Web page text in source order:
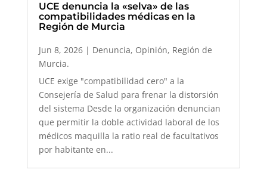
UCE denuncia la «selva» de las
compatibilidades médicas en la
Región de Murcia
Jun 8, 2026| Denuncia, Opinión, Región de
Murcia.
UCE exige "compatibilidad cero" a la
Consejería de Salud para frenar la distorsión
del sistema Desde la organización denuncian
que permitir la doble actividad laboral de los
médicos maquilla la ratio real de facultativos
por habitante en...